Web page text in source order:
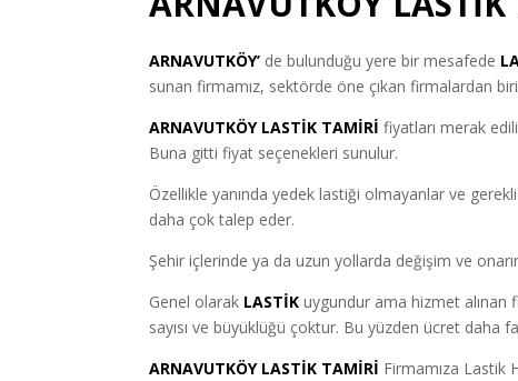
ARNAVUTKÖY’ de bulunduğu yere bir mesafede
sunan firmamız, sektörde öne çıkan firmalardan
ARNAVUTKÖY LASTİK TAMİRİ fiyatları merak
Buna gitti fiyat seçenekleri sunulur.
Özellikle yanında yedek lastiği olmayanlar ve
daha çok talep eder.
Şehir içlerinde ya da uzun yollarda değişim ve
Genel olarak LASTİK uygundur ama hizmet alınan
sayısı ve büyüklüğü çoktur. Bu yüzden ücret daha
ARNAVUTKÖY LASTİK TAMİRİ Firmamıza Lastik